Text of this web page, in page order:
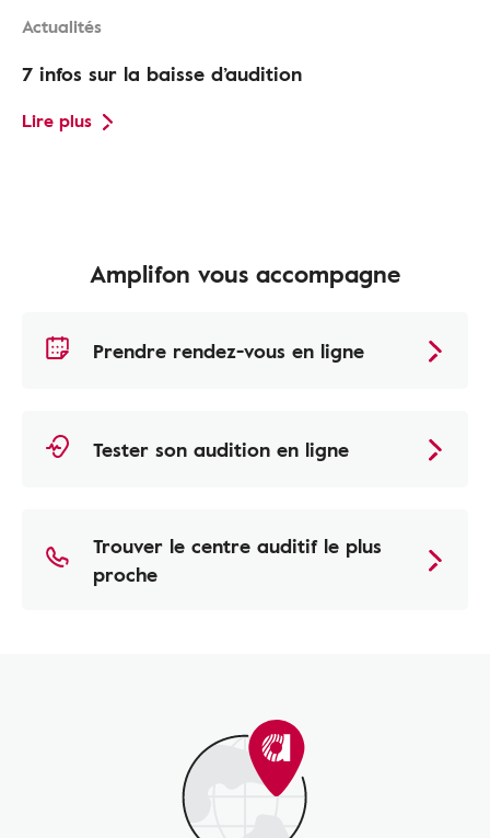
Actualités
7 infos sur la baisse d’audition
Lire plus
Amplifon vous accompagne
Prendre rendez-vous en ligne
Tester son audition en ligne
Trouver le centre auditif le plus
proche